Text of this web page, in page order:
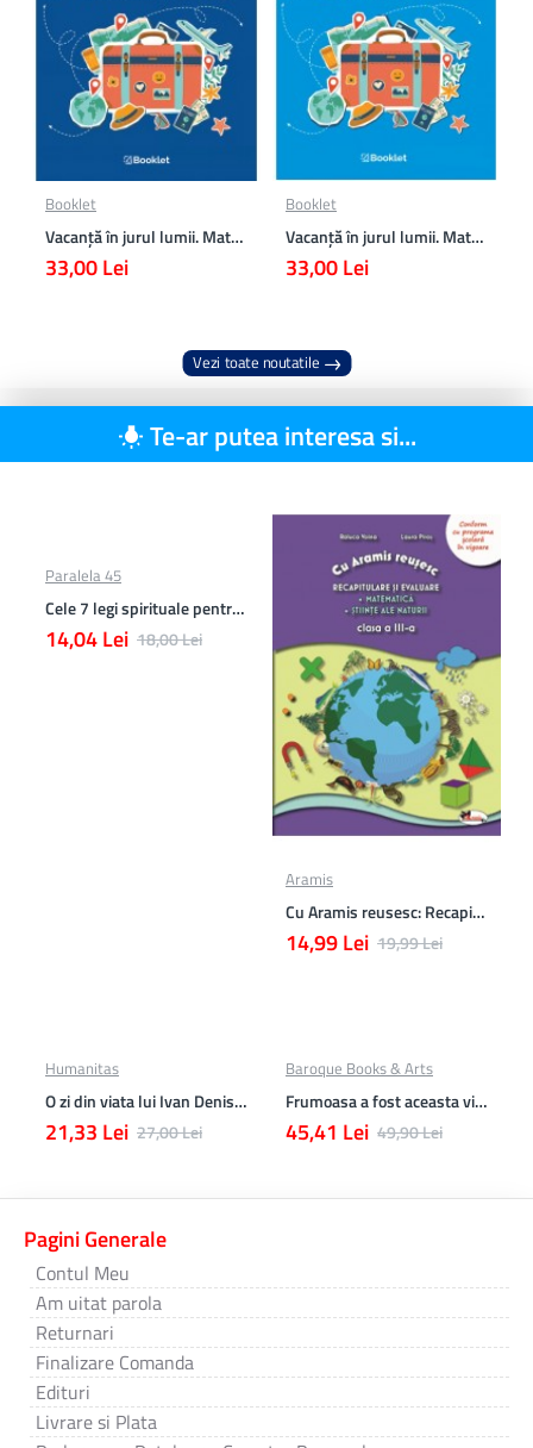
Booklet
Vacanță în jurul lumii. Matematică clasa a VII-a – EDIȚIA 2026
33,00 Lei
Booklet
Vacanță în jurul lumii. Matematică clasa a VI-a – EDIȚIA 2026
33,00 Lei
Vezi toate noutatile
Te-ar putea interesa si...
Paralela 45
Cele 7 legi spirituale pentru parinti
14,04 Lei 18,00 Lei
Aramis
Cu Aramis reusesc: Recapitulare si evaluare - Clasa a 3-a (Matematica si Stiinte ale naturii)
14,99 Lei 19,99 Lei
Humanitas
O zi din viata lui Ivan Denisovici
21,33 Lei 27,00 Lei
Baroque Books & Arts
Frumoasa a fost aceasta viata. totusi.
45,41 Lei 49,90 Lei
Pagini Generale
Contul Meu
Am uitat parola
Returnari
Finalizare Comanda
Edituri
Livrare si Plata